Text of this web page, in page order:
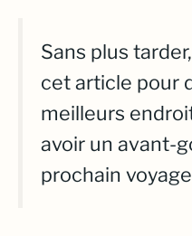
Sans plus
cet article pour
meilleurs
avoir un avant-
prochain